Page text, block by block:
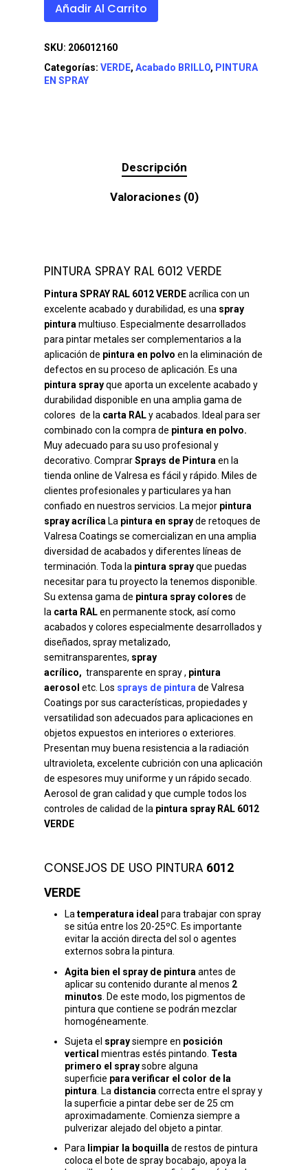
Añadir Al Carrito
SKU: 206012160
Categorías: VERDE, Acabado BRILLO, PINTURA
EN SPRAY
Descripción
Valoraciones (0)
PINTURA SPRAY RAL 6012 VERDE
Pintura SPRAY RAL 6012 VERDEacrílica con un
excelente acabado y durabilidad, es una spray
pinturamultiuso. Especialmente desarrollados
para pintar metales ser complementarios a la
aplicación de pintura en polvo en la eliminación de
defectos en su proceso de aplicación. Es una
pintura sprayque aporta un excelente acabado y
durabilidad disponible en una amplia gama de
colores de la carta RALy acabados. Ideal para ser
combinado con la compra de pintura en polvo.
Muy adecuado para su uso profesional y
decorativo. ComprarSprays de Pinturaen la
tienda online de Valresa es fácil y rápido. Miles de
clientes profesionales y particulares ya han
confiado en nuestros servicios. La mejor pintura
spray acrílica La pintura en sprayde retoques de
Valresa Coatings se comercializan en una amplia
diversidad de acabados y diferentes líneas de
terminación. Toda la pintura sprayque puedas
necesitar para tu proyecto la tenemos disponible.
Su extensa gama de pintura spray colores de
la carta RALen permanente stock, así como
acabados y colores especialmente desarrollados y
diseñados, spray metalizado,
semitransparentes, spray
acrílico, transparente en spray , pintura
aerosol etc. Los sprays de pinturade Valresa
Coatings por sus características, propiedades y
versatilidad son adecuados para aplicaciones en
objetos expuestos en interiores o exteriores.
Presentan muy buena resistencia a la radiación
ultravioleta, excelente cubrición con una aplicación
de espesores muy uniforme y un rápido secado.
Aerosol de gran calidad y que cumple todos los
controles de calidad de la pintura spray RAL 6012
VERDE
CONSEJOS DE USO PINTURA 6012
VERDE
Latemperatura ideal para trabajar con spray
se sitúa entre los 20-25ºC. Es importante
evitar la acción directa del sol o agentes
externos sobra la pintura.
Agita bien el spray de pintura antes de
aplicar su contenido durante al menos 2
minutos . De este modo, los pigmentos de
pintura que contiene se podrán mezclar
homogéneamente.
Sujeta el spraysiempre en posición
vertical mientras estés pintando. Testa
primero el spraysobre alguna
superficie para verificar el color de la
pintura . La distancia correcta entre el spray y
la superficie a pintar debe ser de 25 cm
aproximadamente. Comienza siempre a
pulverizar alejado del objeto a pintar.
Para limpiar la boquilla de restos de pintura
coloca el bote de spray bocabajo, apoya la